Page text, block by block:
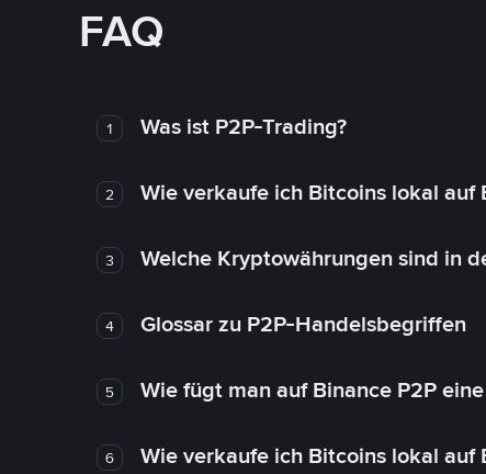
FAQ
1 Was ist P2P-Trading?
2 Wie verkaufe ich Bitcoins lokal auf
3 Welche Kryptowährungen sind in
4 Glossar zu P2P-Handelsbegriffen
5 Wie fügt man auf Binance P2P
6 Wie verkaufe ich Bitcoins lokal auf